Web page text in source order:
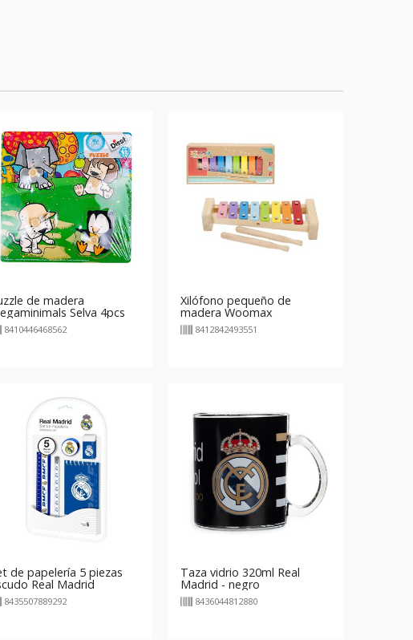
de madera
Selva 4pcs
8410446468562
Xilófono pequeño de
madera Woomax
8412842493551
de papelería 5 piezas
Real Madrid
8435507889292
Taza vidrio 320ml Real
Madrid - negro
8436044812880